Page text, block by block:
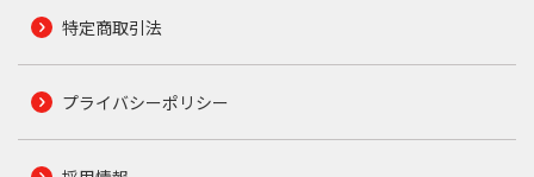
特定商取引法
プライバシーポリシー